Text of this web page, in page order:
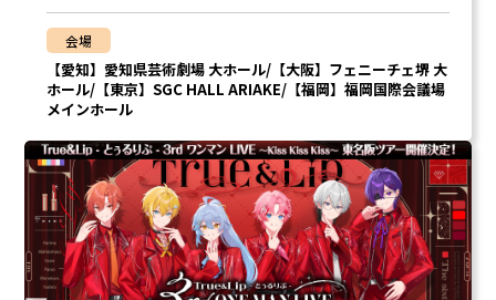
ゆたくん やなと
おさでい
とぅるりぷ -True&Lip
そあら ものくろ
パルオ つきしろやしろ。
会場
【愛知】愛知県芸術劇場 大ホール/【大阪】フェニーチェ堺 大
ホール/【東京】SGC HALL ARIAKE/【福岡】福岡国際会議場
メインホール